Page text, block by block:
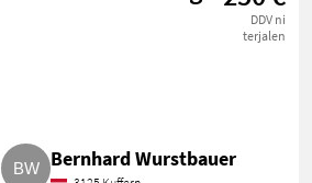
DDV ni
terjalen
Bernhard Wurstbauer